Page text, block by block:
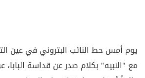
يوم أمس حط النائب البتروني في عين
مع "النبيه" بكلام صدر عن قداسة